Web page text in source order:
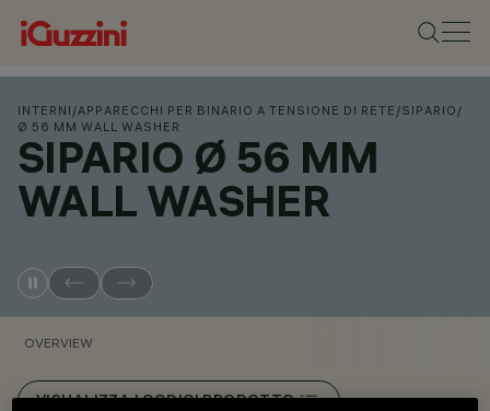
INTERNI /APPARECCHI PER BINARIO A TENSIONE DI RETE /SIPARIO /
Ø 56 MM WALL WASHER
SIPARIO Ø 56 MM
WALL WASHER
OVERVIEW
VISUALIZZA I CODICI PRODOTTO